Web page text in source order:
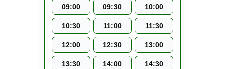
09:00 09:30 10:00
10:30 11:00 11:30
12:00 12:30 13:00
13:30 14:00 14:30